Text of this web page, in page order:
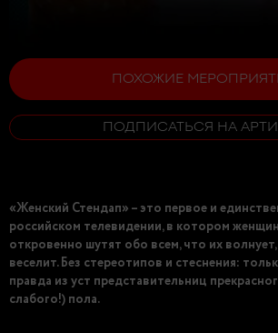
ПОХОЖИЕ
ПОДПИСАТЬСЯ НА
«Женский Стендап» – это первое и
российском телевидении, в котором
откровенно шутят обо всем, что их волнует,
веселит. Без стереотипов и стеснения:
правда из уст представительниц
слабого!) пола.